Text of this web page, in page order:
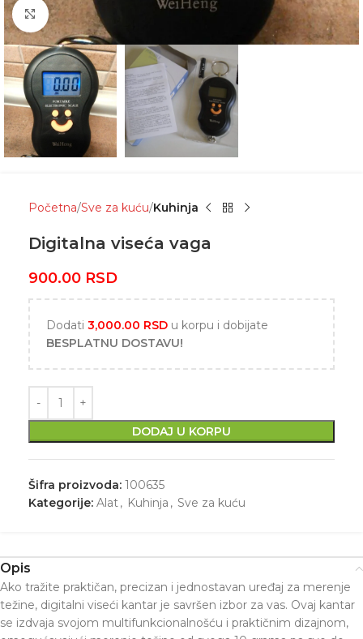
Click to enlarge
Početna Sve za kuću Kuhinja
Digitalna viseća vaga
900.00 RSD
Dodati 3,000.00 RSD u korpu i dobijate
BESPLATNU DOSTAVU!
DODAJ U KORPU
Šifra proizvoda: 100635
Kategorije: Alat, Kuhinja , Sve za kuću
Opis
Ako tražite praktičan, precizan i jednostavan uređaj za merenje
težine, digitalni viseći kantar je savršen izbor za vas. Ovaj kantar
se izdvaja svojom multifunkcionalnošću i praktičnim dizajnom,